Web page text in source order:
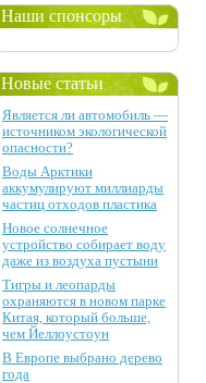
Наши спонсоры
Новые статьи
Является ли автомобиль —
источником экологической
опасности?
Воды Арктики
аккумулируют миллиарды
частиц отходов пластика
Новое солнечное
устройство собирает воду
даже из воздуха пустыни
Тигры и леопарды
охраняются в новом парке
Китая, который больше,
чем Йеллоустоун
В Европе выбрано дерево
года